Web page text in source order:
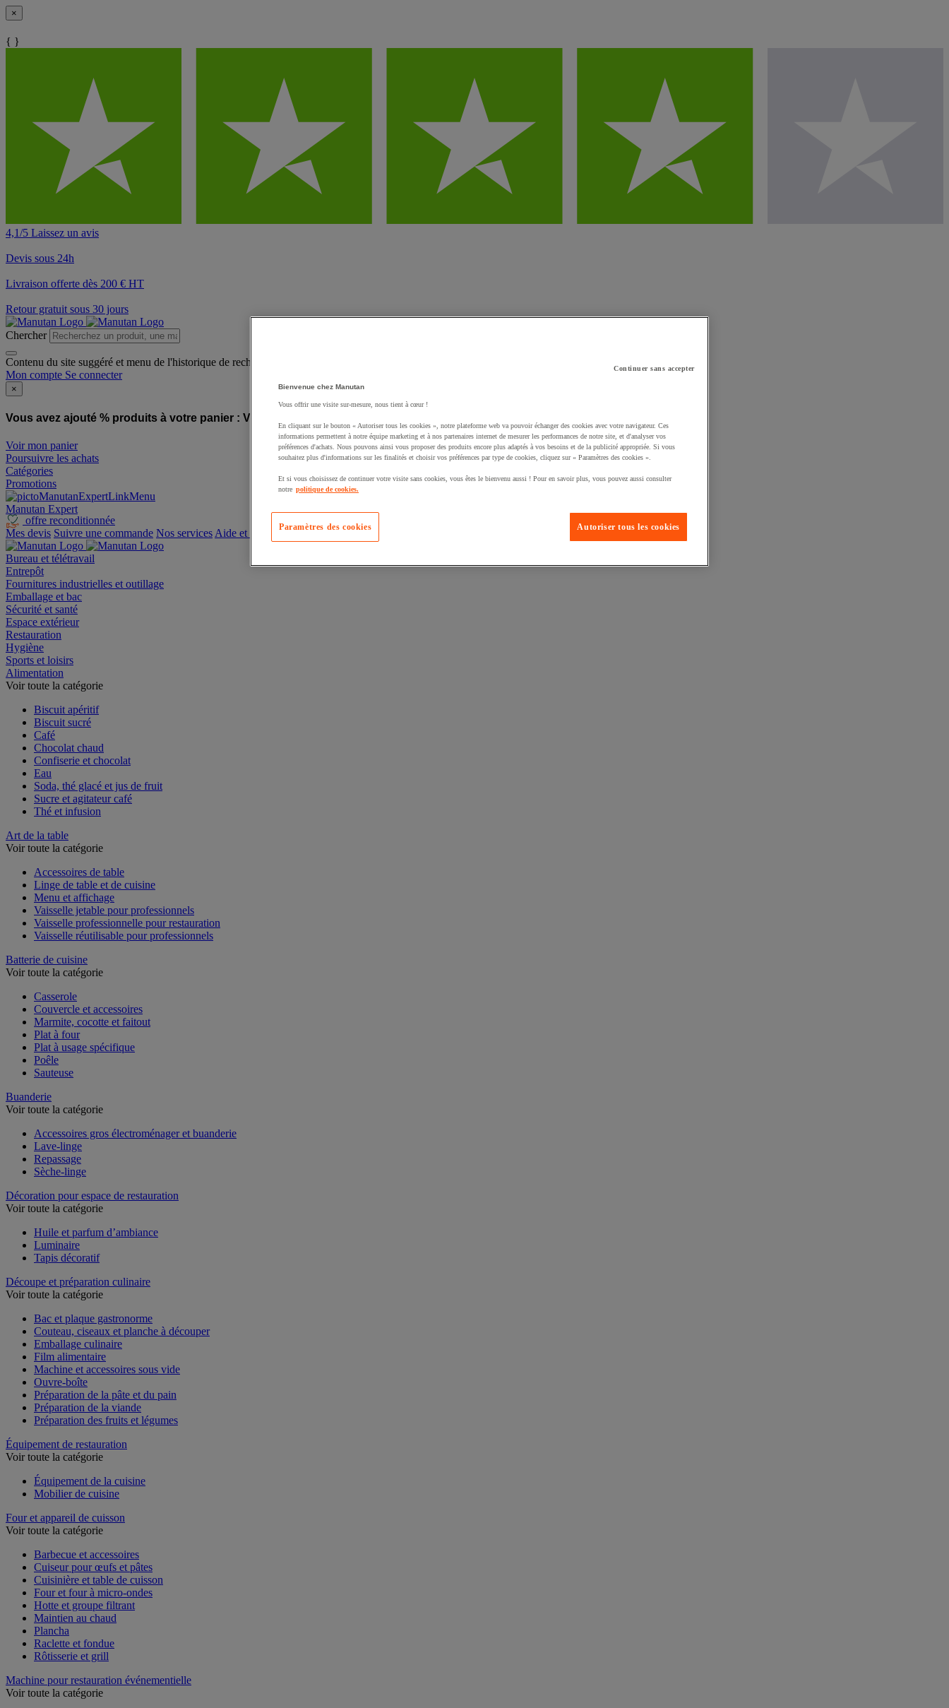
×
{ }
4,1/5 Laissez un avis
Devis sous 24h
Livraison offerte dès 200 € HT
Retour gratuit sous 30 jours
Chercher
Contenu du site suggéré et menu de l'historique de recherche
Mon compte Se connecter
×
Vous avez ajouté % produits à votre panier : Vous avez ajouté un produit à votre panier :
Voir mon panier
Poursuivre les achats
Catégories
Promotions
Manutan Expert
offre reconditionnée
Mes devis Suivre une commande Nos services Aide et contact
Bureau et télétravail
Entrepôt
Fournitures industrielles et outillage
Emballage et bac
Sécurité et santé
Espace extérieur
Restauration
Hygiène
Sports et loisirs
Alimentation
Voir toute la catégorie
Biscuit apéritif
Biscuit sucré
Café
Chocolat chaud
Confiserie et chocolat
Eau
Soda, thé glacé et jus de fruit
Sucre et agitateur café
Thé et infusion
Art de la table
Voir toute la catégorie
Accessoires de table
Linge de table et de cuisine
Menu et affichage
Vaisselle jetable pour professionnels
Vaisselle professionnelle pour restauration
Vaisselle réutilisable pour professionnels
Batterie de cuisine
Voir toute la catégorie
Casserole
Couvercle et accessoires
Marmite, cocotte et faitout
Plat à four
Plat à usage spécifique
Poêle
Sauteuse
Buanderie
Voir toute la catégorie
Accessoires gros électroménager et buanderie
Lave-linge
Repassage
Sèche-linge
Décoration pour espace de restauration
Voir toute la catégorie
Huile et parfum d’ambiance
Luminaire
Tapis décoratif
Découpe et préparation culinaire
Voir toute la catégorie
Bac et plaque gastronorme
Couteau, ciseaux et planche à découper
Emballage culinaire
Film alimentaire
Machine et accessoires sous vide
Ouvre-boîte
Préparation de la pâte et du pain
Préparation de la viande
Préparation des fruits et légumes
Équipement de restauration
Voir toute la catégorie
Équipement de la cuisine
Mobilier de cuisine
Four et appareil de cuisson
Voir toute la catégorie
Barbecue et accessoires
Cuiseur pour œufs et pâtes
Cuisinière et table de cuisson
Four et four à micro-ondes
Hotte et groupe filtrant
Maintien au chaud
Plancha
Raclette et fondue
Rôtisserie et grill
Machine pour restauration événementielle
Voir toute la catégorie
Continuer sans accepter
Bienvenue chez Manutan
Vous offrir une visite sur-mesure, nous tient à cœur !
En cliquant sur le bouton « Autoriser tous les cookies », notre plateforme web va pouvoir échanger des cookies avec votre navigateur. Ces
informations permettent à notre équipe marketing et à nos partenaires internet de mesurer les performances de notre site, et d'analyser vos
préférences d'achats. Nous pouvons ainsi vous proposer des produits encore plus adaptés à vos besoins et de la publicité appropriée. Si vous
souhaitez plus d'informations sur les finalités et choisir vos préférences par type de cookies, cliquez sur « Paramètres des cookies ».
Et si vous choisissez de continuer votre visite sans cookies, vous êtes le bienvenu aussi ! Pour en savoir plus, vous pouvez aussi consulter
notre politique de cookies.
Autoriser tous les cookies
Paramètres des cookies